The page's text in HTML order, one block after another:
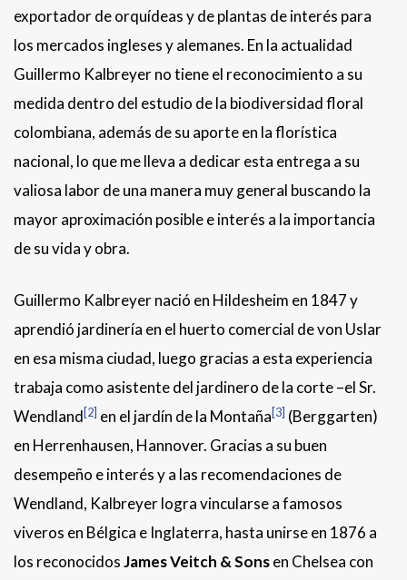
exportador de orquídeas y de plantas de interés para
los mercados ingleses y alemanes. En la actualidad
Guillermo Kalbreyer no tiene el reconocimiento a su
medida dentro del estudio de la biodiversidad floral
colombiana, además de su aporte en la florística
nacional, lo que me lleva a dedicar esta entrega a su
valiosa labor de una manera muy general buscando la
mayor aproximación posible e interés a la importancia
de su vida y obra.
Guillermo Kalbreyer nació en Hildesheim en 1847 y
aprendió jardinería en el huerto comercial de von Uslar
en esa misma ciudad, luego gracias a esta experiencia
trabaja como asistente del jardinero de la corte –el Sr.
Wendland[2] en el jardín de la Montaña[3] (Berggarten)
en Herrenhausen, Hannover. Gracias a su buen
desempeño e interés y a las recomendaciones de
Wendland, Kalbreyer logra vincularse a famosos
viveros en Bélgica e Inglaterra, hasta unirse en 1876 a
los reconocidosJames Veitch & Sonsen Chelsea con